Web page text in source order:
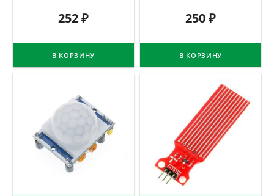
252₽
В КОРЗИНУ
250₽
В КОРЗИНУ